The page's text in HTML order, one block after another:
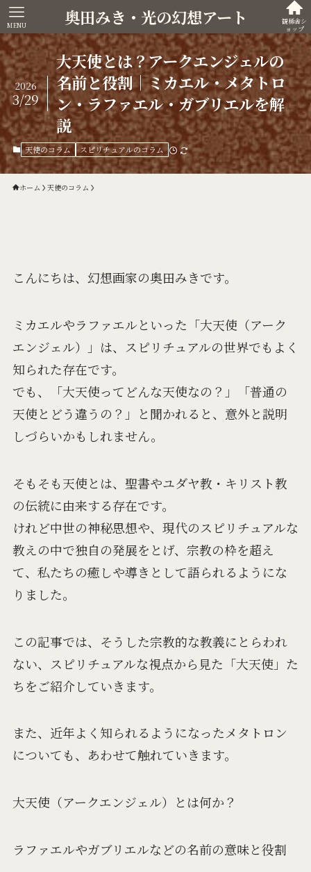
奥田みき・光の幻想アート 観稀舎シ
ョップ
MENU
大天使とは？アークエンジェルの
名前と役割｜ミカエル・メタトロ
ン・ラファエル・ガブリエルを解
説
2026
3/29
天使のコラム スピリチュアルのコラム
ホーム 天使のコラム
こんにちは、幻想画家の奥田みきです。
ミカエルやラファエルといった「大天使（アーク
エンジェル）」は、スピリチュアルの世界でもよく
知られた存在です。
でも、「大天使ってどんな天使なの？」「普通の
天使とどう違うの？」と聞かれると、意外と説明
しづらいかもしれません。
そもそも天使とは、聖書やユダヤ教・キリスト教
の伝統に由来する存在です。
けれど中世の神秘思想や、現代のスピリチュアルな
教えの中で独自の発展をとげ、宗教の枠を超え
て、私たちの癒しや導きとして語られるようにな
りました。
この記事では、そうした宗教的な教義にとらわれ
ない、スピリチュアルな視点から見た「大天使」た
ちをご紹介していきます。
また、近年よく知られるようになったメタトロン
についても、あわせて触れていきます。
大天使（アークエンジェル）とは何か？
ラファエルやガブリエルなどの名前の意味と役割